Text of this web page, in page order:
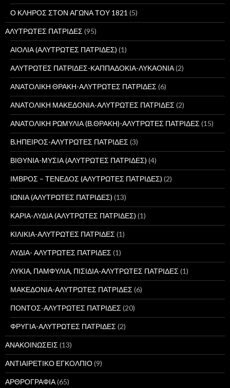
Ο ΚΛΗΡΟΣ ΣΤΟΝ ΑΓΩΝΑ ΤΟΥ 1821 (5)
ΑΛΥΤΡΩΤΕΣ ΠΑΤΡΙΔΕΣ (95)
ΑΙΟΛΙΑ (ΑΛΥΤΡΩΤΕΣ ΠΑΤΡΙΔΕΣ) (1)
ΑΛΥΤΡΩΤΕΣ ΠΑΤΡΙΔΕΣ-ΚΑΠΠΑΔΟΚΙΑ-ΛΥΚΑΟΝΙΑ(2)
ΑΝΑΤΟΛΙΚΗ ΘΡΑΚΗ-ΑΛΥΤΡΩΤΕΣ ΠΑΤΡΙΔΕΣ (6)
ΑΝΑΤΟΛΙΚΗ ΜΑΚΕΔΟΝΙΑ-ΑΛΥΤΡΩΤΕΣ ΠΑΤΡΙΔΕΣ (2)
ΑΝΑΤΟΛΙΚΗ ΡΩΜΥΛΙΑ (Β.ΘΡΑΚΗ)-ΑΛΥΤΡΩΤΕΣ ΠΑΤΡΙΔΕΣ (15)
Β.ΗΠΕΙΡΟΣ-ΑΛΥΤΡΩΤΕΣ ΠΑΤΡΙΔΕΣ (3)
ΒΙΘΥΝΙΑ-ΜΥΣΙΑ (ΑΛΥΤΡΩΤΕΣ ΠΑΤΡΙΔΕΣ) (4)
ΙΜΒΡΟΣ – ΤΕΝΕΔΟΣ (ΑΛΥΤΡΩΤΕΣ ΠΑΤΡΙΔΕΣ) (2)
ΙΩΝΙΑ (ΑΛΥΤΡΩΤΕΣ ΠΑΤΡΙΔΕΣ) (13)
ΚΑΡΙΑ-ΛΥΔΙΑ (ΑΛΥΤΡΩΤΕΣ ΠΑΤΡΙΔΕΣ) (1)
ΚΙΛΙΚΙΑ-ΑΛΥΤΡΩΤΕΣ ΠΑΤΡΙΔΕΣ (1)
ΛΥΔΙΑ- ΑΛΥΤΡΩΤΕΣ ΠΑΤΡΙΔΕΣ (1)
ΛΥΚΙΑ, ΠΑΜΦΥΛΙΑ, ΠΙΣΙΔΙΑ-ΑΛΥΤΡΩΤΕΣ ΠΑΤΡΙΔΕΣ (1)
ΜΑΚΕΔΟΝΙΑ-ΑΛΥΤΡΩΤΕΣ ΠΑΤΡΙΔΕΣ (6)
ΠΟΝΤΟΣ-ΑΛΥΤΡΩΤΕΣ ΠΑΤΡΙΔΕΣ (20)
ΦΡΥΓΙΑ-ΑΛΥΤΡΩΤΕΣ ΠΑΤΡΙΔΕΣ (2)
ΑΝΑΚΟΙΝΩΣΕΙΣ (13)
ΑΝΤΙΑΙΡΕΤΙΚΟ ΕΓΚΟΛΠΙΟ(9)
ΑΡΘΡΟΓΡΑΦΙΑ(65)